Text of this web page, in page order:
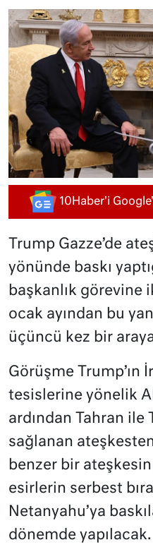
10Haber'i
Trump Gazze’de
yönünde baskı
başkanlık görevine
ocak ayından bu
üçüncü kez bir
Görüşme Trump’ın
tesislerine yönelik
ardından Tahran ile
sağlanan
benzer bir
esirlerin serbest
Netanyahu’ya
dönemde yapılacak.​​​​​​​